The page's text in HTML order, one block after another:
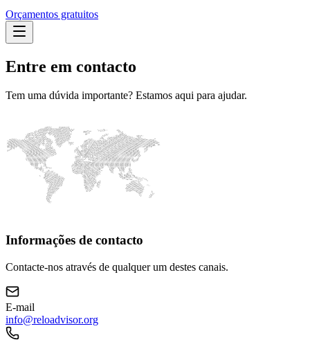
Orçamentos gratuitos
Entre em contacto
Tem uma dúvida importante? Estamos aqui para ajudar.
Informações de contacto
Contacte-nos através de qualquer um destes canais.
E-mail
info@reloadvisor.org